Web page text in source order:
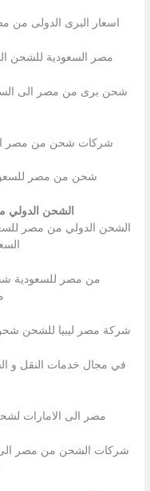
اسعار البرى الدولى
مصر السعودية للشحن
شحن برى من مصر الى
شركات شحن من مصر
شحن من مصر
الشحن الدولي
الشحن الدولي من مصر
من مصر للسعودية
شركة مصر ليبيا للشحن شحن
في مجال خدمات النقل و
مصر الى الامارات
شركات الشحن من مصر